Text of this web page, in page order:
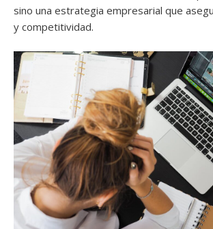
sino una estrategia empresarial que
y competitividad.